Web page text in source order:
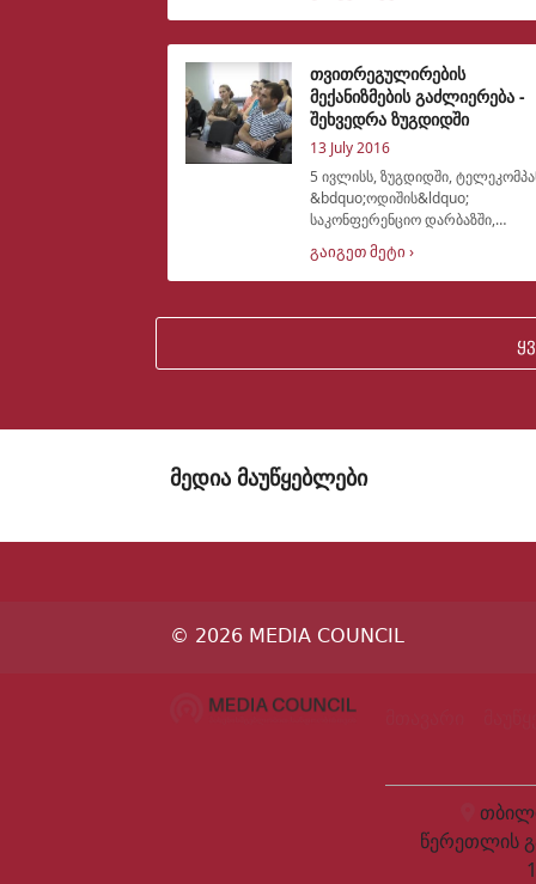
გაიმართა. შეხვედრის მონაწილეებს
კიდევ ერთხელ მიეწოდათ
ინფორმაცია თვით
თვითრეგულირების
მექანიზმების გაძლიერება -
შეხვედრა ზუგდიდში
13 July 2016
5 ივლისს, ზუგდიდში,
&bdquo;ოდიშის&ldquo;
საკონფერენციო დარბაზში,
პროექტის,
&bdquo;თვითრეგულირების
მექანიზმების გაძლიერება
გაიგეთ მეტი ›
მედია მაუწყებლები
© 2026 MEDIA COUNCIL
წერეთლის